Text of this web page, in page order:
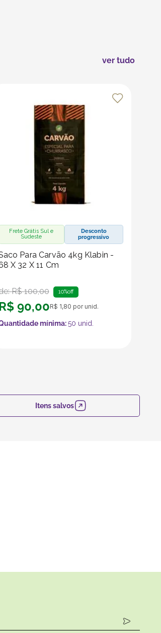
Frete Grátis Sul e
Sudeste
Desconto
progressivo
Para Carvão 4kg Klabin -
X 32 X 11 Cm
R$ 100,00 10%off
90,00R$ 1,80 por unid.
mínima:50 unid.
ver tudo
Itens salvos